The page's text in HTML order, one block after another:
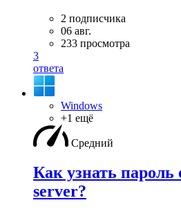
2 подписчика
06 авг.
233 просмотра
3
ответа
Windows
+1 ещё
Средний
Как узнать
server?